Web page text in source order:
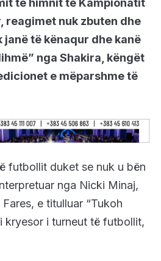
të himnit të Kampionatit
reagimet nuk zbuten dhe
janë të kënaqur dhe kanë
nga Shakira, këngët
e mëparshme të
futbollit duket se nuk u bën
nga Nicki Minaj,
e titulluar “Tukoh
kryesor i turneut të futbollit,